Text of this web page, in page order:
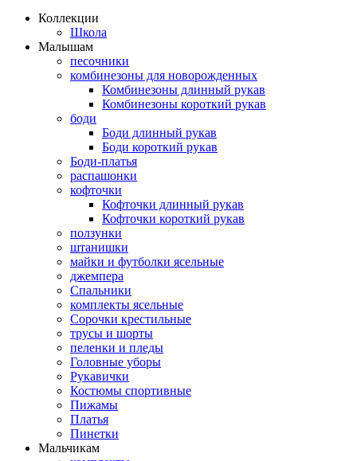
Коллекции
Школа
Малышам
песочники
комбинезоны для новорожденных
Комбинезоны длинный рукав
Комбинезоны короткий рукав
боди
Боди длинный рукав
Боди короткий рукав
Боди-платья
распашонки
кофточки
Кофточки длинный рукав
Кофточки короткий рукав
ползунки
штанишки
майки и футболки ясельные
джемпера
Спальники
комплекты ясельные
Сорочки крестильные
трусы и шорты
пеленки и пледы
Головные уборы
Рукавички
Костюмы спортивные
Пижамы
Платья
Пинетки
Мальчикам